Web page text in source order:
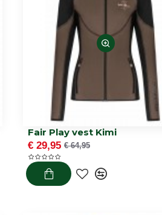
Fair Play vest Kimi
€ 29,95 € 64,95